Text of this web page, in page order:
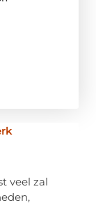
veel zal